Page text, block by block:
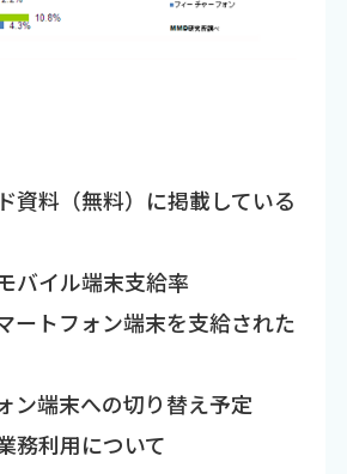
資料（無料）に掲載している
バイル端末支給率
ートフォン端末を支給された
ン端末への切り替え予定
務利用について